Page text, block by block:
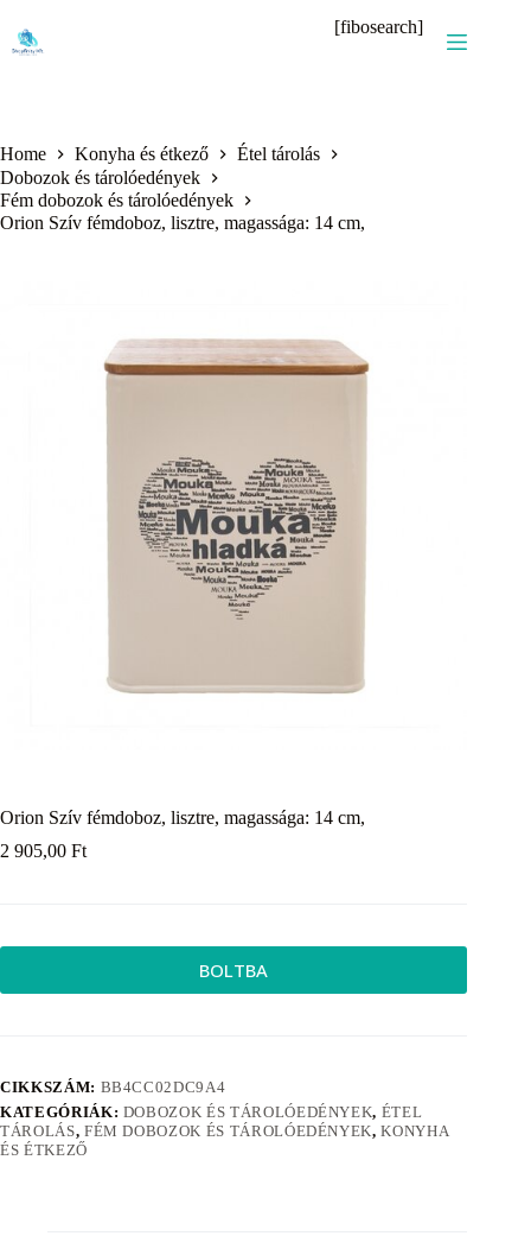
content
[fibosearch]
Home Konyha és étkező
Étel tárolás
Dobozok és tárolóedények
Fém dobozok és tárolóedények
Orion Szív fémdoboz, lisztre, magassága: 14 cm,
Orion Szív fémdoboz, lisztre, magassága: 14 cm,
2 905,00 Ft
BOLTBA
CIKKSZÁM: BB4CC02DC9A4
KATEGÓRIÁK: DOBOZOK ÉS TÁROLÓEDÉNYEK, ÉTEL
TÁROLÁS, FÉM DOBOZOK ÉS TÁROLÓEDÉNYEK,KONYHA
ÉS ÉTKEZŐ